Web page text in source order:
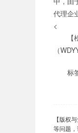
代理企
<
（
标
【版权
等问题